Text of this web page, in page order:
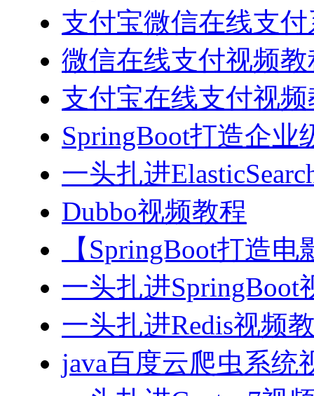
支付宝微信在线支
微信在线支付视频教
支付宝在线支付视
SpringBoot打造企业
一头扎进
Dubbo视频教程
【SpringBoot打造
一头扎进SpringBoot
一头扎进Redis视频
java百度云爬虫系统